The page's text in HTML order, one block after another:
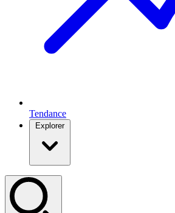
Tendance
Explorer